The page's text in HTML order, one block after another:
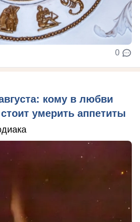
0
кому в любви
умерить аппетиты